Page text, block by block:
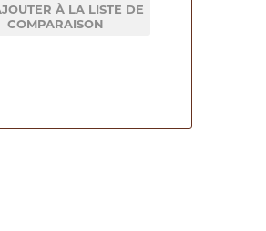
À LA LISTE DE
COMPARAISON